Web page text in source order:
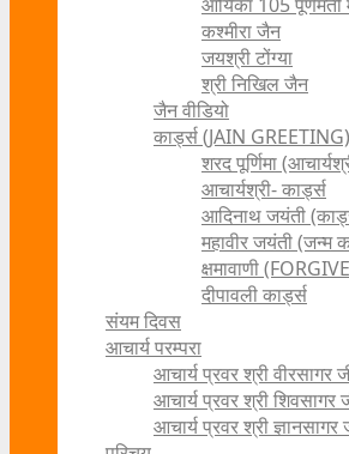
कश्मीरा जैन
जयश्री टोंग्या
श्री निखिल जैन
जैन वीडियो
कार्ड्स (JAIN GREETING)
शरद पूर्णिमा
आचार्यश्री- कार्ड्स
आदिनाथ जयंती
महावीर जयंती (जन्म
क्षमावाणी
दीपावली कार्ड्स
संयम दिवस
आचार्य परम्परा
आचार्य प्रवर श्री वीरसागर
आचार्य प्रवर श्री शिवसागर
आचार्य प्रवर श्री ज्ञानसागर